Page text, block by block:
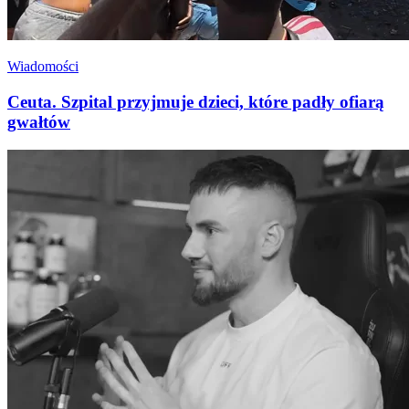
Wiadomości
Ceuta. Szpital przyjmuje dzieci, które padły ofiarą
gwałtów